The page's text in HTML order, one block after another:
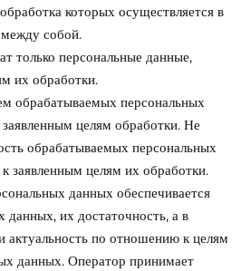
которых осуществляется в
собой.
только персональные данные,
их обработки.
обрабатываемых персональных
целям обработки. Не
обрабатываемых персональных
заявленным целям их обработки.
данных обеспечивается
данных, их достаточность, а в
актуальность по отношению к целям
данных. Оператор принимает